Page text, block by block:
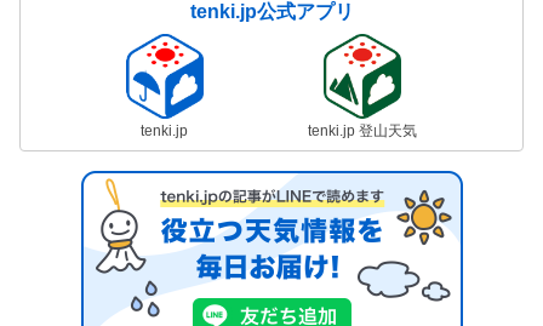
tenki.jp公式アプリ
tenki.jp tenki.jp 登山天気